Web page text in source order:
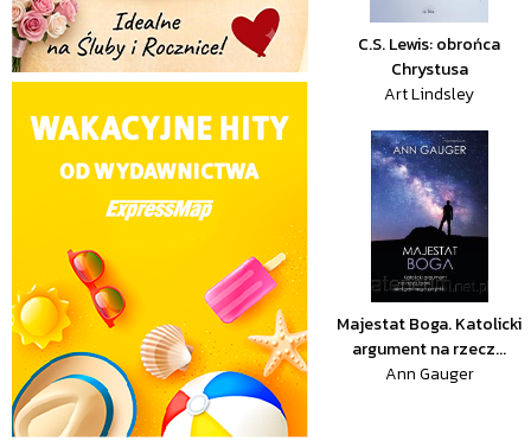
C.S. Lewis: obrońca
Chrystusa
Art Lindsley
Majestat Boga. Katolicki
argument na rzecz...
Ann Gauger